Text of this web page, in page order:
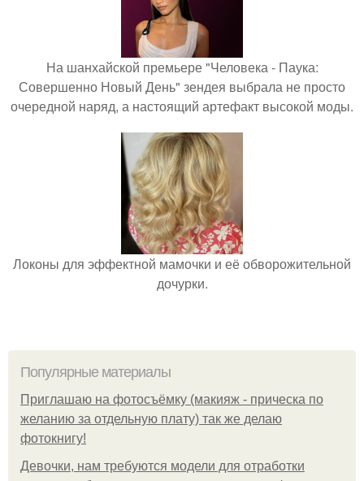
На шанхайской премьере "Человека - Паука:
Совершенно Новый День" зендея выбрала не просто
очередной наряд, а настоящий артефакт высокой моды.
Локоны для эффектной мамочки и её обворожительной
дочурки.
Популярные материалы
Приглашаю на фотосъёмку (макияж - прическа по
желанию за отдельную плату) так же делаю
фотокнигу!
Девочки, нам требуются модели для отработки